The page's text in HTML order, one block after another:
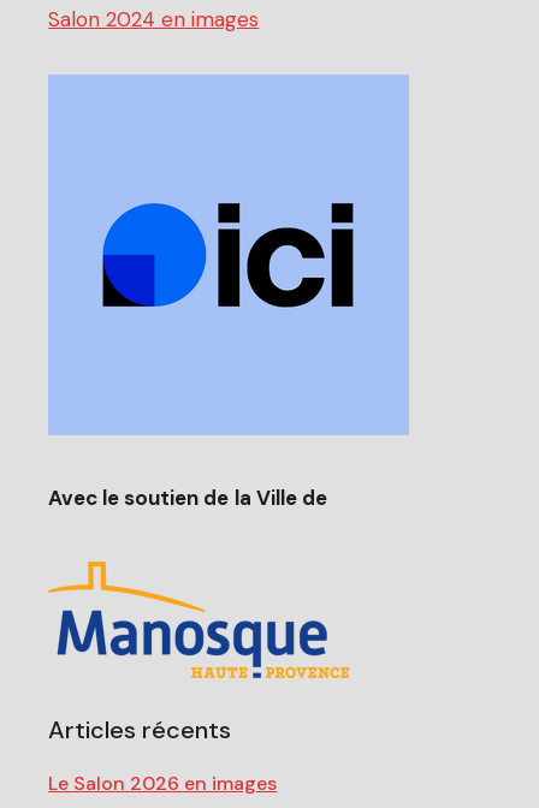
Salon 2024 en images
Avec le soutien de la Ville de
Articles récents
Le Salon 2026 en images